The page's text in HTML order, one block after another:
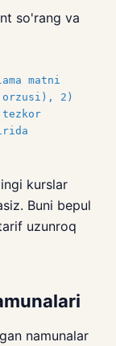
so'rang va
matni
orzusi), 2)
kurslar
Buni bepul
uzunroq
namunalar